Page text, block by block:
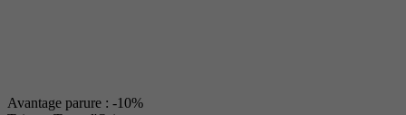
Avantage parure : -10%